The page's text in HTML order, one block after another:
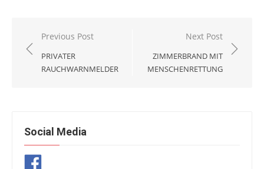
Beitragsnavigation
Previous Post
PRIVATER
RAUCHWARNMELDER
Next Post
ZIMMERBRAND MIT
MENSCHENRETTUNG
Social Media